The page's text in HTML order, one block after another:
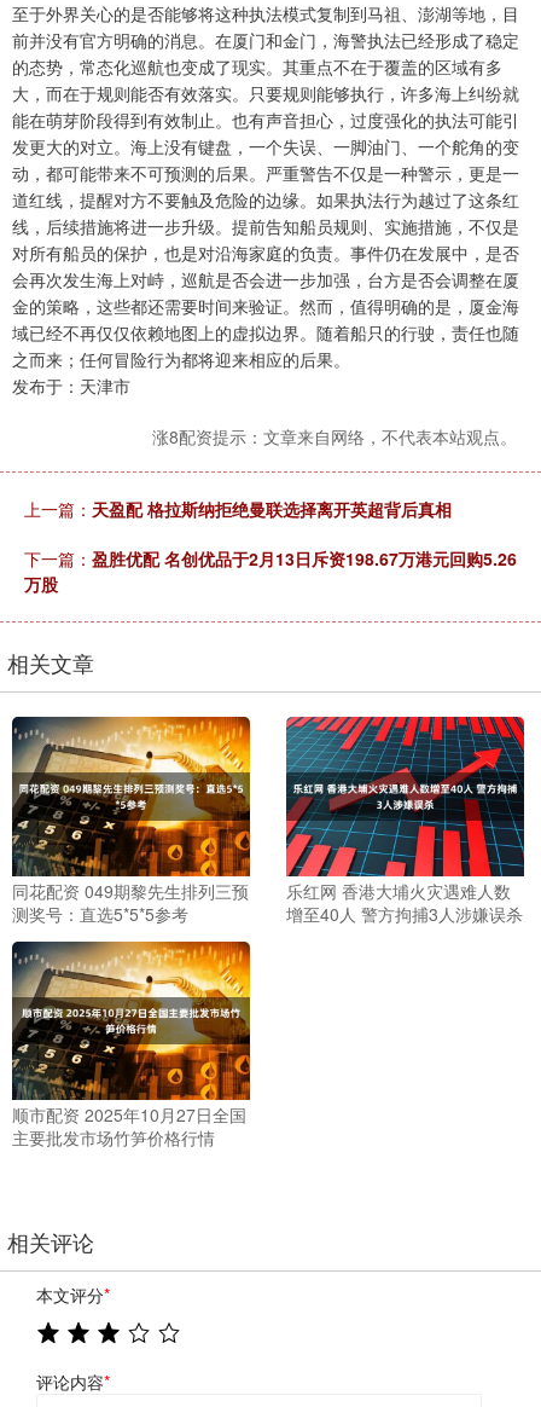
至于外界关心的是否能够将这种执法模式复制到马祖、澎湖等地，目
前并没有官方明确的消息。在厦门和金门，海警执法已经形成了稳定
的态势，常态化巡航也变成了现实。其重点不在于覆盖的区域有多
大，而在于规则能否有效落实。只要规则能够执行，许多海上纠纷就
能在萌芽阶段得到有效制止。也有声音担心，过度强化的执法可能引
发更大的对立。海上没有键盘，一个失误、一脚油门、一个舵角的变
动，都可能带来不可预测的后果。严重警告不仅是一种警示，更是一
道红线，提醒对方不要触及危险的边缘。如果执法行为越过了这条红
线，后续措施将进一步升级。提前告知船员规则、实施措施，不仅是
对所有船员的保护，也是对沿海家庭的负责。事件仍在发展中，是否
会再次发生海上对峙，巡航是否会进一步加强，台方是否会调整在厦
金的策略，这些都还需要时间来验证。然而，值得明确的是，厦金海
域已经不再仅仅依赖地图上的虚拟边界。随着船只的行驶，责任也随
之而来；任何冒险行为都将迎来相应的后果。
发布于：天津市
涨8配资提示：文章来自网络，不代表本站观点。
上一篇： 天盈配 格拉斯纳拒绝曼联选择离开英超背后真相
下一篇： 盈胜优配 名创优品于2月13日斥资198.67万港元回购5.26
万股
相关文章
同花配资 049期黎先生排列三预
测奖号：直选5*5*5参考
乐红网 香港大埔火灾遇难人数
增至40人 警方拘捕3人涉嫌误杀
顺市配资 2025年10月27日全国
主要批发市场竹笋价格行情
相关评论
本文评分*
评论内容*